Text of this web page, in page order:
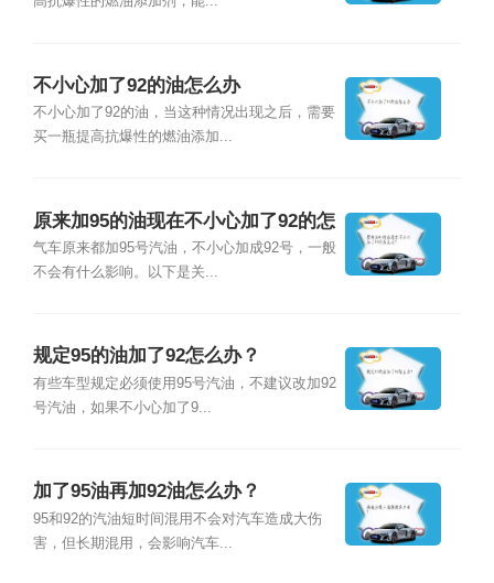
不小心加了92的油怎么办
不小心加了92的油，当这种情况出现之后，需要
买一瓶提高抗爆性的燃油添加...
原来加95的油现在不小心加了92的怎
么办？
气车原来都加95号汽油，不小心加成92号，一般
不会有什么影响。以下是关...
规定95的油加了92怎么办？
有些车型规定必须使用95号汽油，不建议改加92
号汽油，如果不小心加了9...
加了95油再加92油怎么办？
95和92的汽油短时间混用不会对汽车造成大伤
害，但长期混用，会影响汽车...